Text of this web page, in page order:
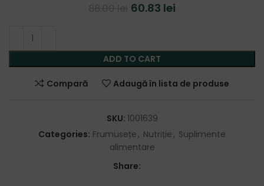
60.83 lei
ADD TO CART
Compară Adaugă în lista de produse
SKU: 1001639
Categories: Frumusețe, Nutriție, Suplimente
alimentare
Share: